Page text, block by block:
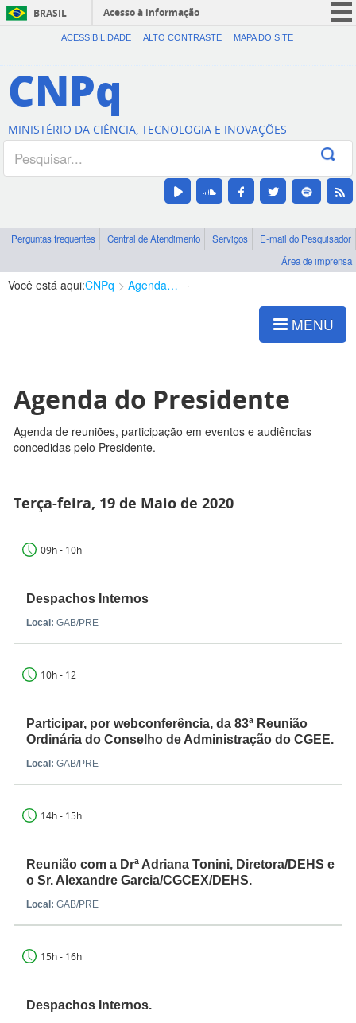
BRASIL
Acesso à informação
CORONAVÍRUS (COVID-19)
Canais
ACESSIBILIDADE ALTO CONTRASTE MAPA DO SITE
CNPq
MINISTÉRIO DA CIÊNCIA, TECNOLOGIA E INOVAÇÕES
Perguntas frequentes Central de Atendimento Serviços
E-mail do Pesquisador
Área de imprensa
Você está aqui:CNPq Agenda de autoridades
MENU
Agenda do Presidente
Agenda de reuniões, participação em eventos e audiências
concedidas pelo Presidente.
Terça-feira, 19 de Maio de 2020
09h - 10h
Despachos Internos
Local: GAB/PRE
10h - 12
Participar, por webconferência, da 83ª Reunião
Ordinária do Conselho de Administração do CGEE.
Local: GAB/PRE
14h - 15h
Reunião com a Drª Adriana Tonini, Diretora/DEHS e
o Sr. Alexandre Garcia/CGCEX/DEHS.
Local: GAB/PRE
15h - 16h
Despachos Internos.